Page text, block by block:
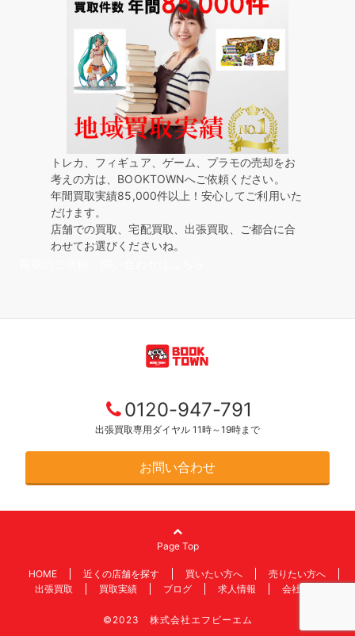
トレカ、フィギュア、ゲーム、プラモの売却をお
考えの方は、BOOKTOWNへご依頼ください。
年間買取実績85,000件以上！安心してご利用いた
だけます。
店舗での買取、宅配買取、出張買取、ご都合に合
わせてお選びくださいね。
0120-947-791
出張買取専用ダイヤル 11時～19時まで
お問い合わせ
Page Top
HOME 近くの店舗を探す 買いたい方へ
売りたい方へ
出張買取
買取実績 ブログ 求人情報 会社情報
©2023 株式会社エフビーエム